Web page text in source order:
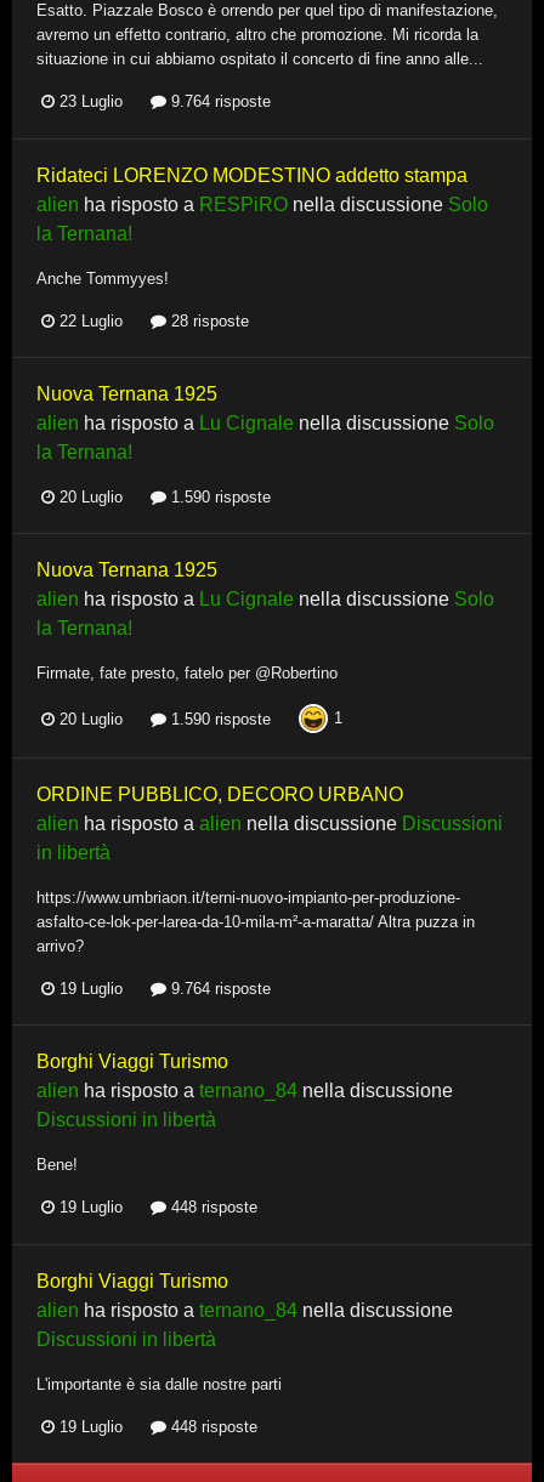
Esatto. Piazzale Bosco è orrendo per quel tipo di manifestazione,
avremo un effetto contrario, altro che promozione. Mi ricorda la
situazione in cui abbiamo ospitato il concerto di fine anno alle...
23 Luglio 9.764 risposte
Ridateci LORENZO MODESTINO addetto stampa
alien ha risposto a RESPiRO nella discussione Solo
la Ternana!
Anche Tommyyes!
22 Luglio 28 risposte
Nuova Ternana 1925
alien ha risposto a Lu Cignale nella discussione Solo
la Ternana!
20 Luglio 1.590 risposte
Nuova Ternana 1925
alien ha risposto a Lu Cignale nella discussione Solo
la Ternana!
Firmate, fate presto, fatelo per @Robertino
20 Luglio 1.590 risposte 1
ORDINE PUBBLICO, DECORO URBANO
alien ha risposto a alien nella discussione Discussioni
in libertà
https://www.umbriaon.it/terni-nuovo-impianto-per-produzione-
asfalto-ce-lok-per-larea-da-10-mila-m²-a-maratta/ Altra puzza in
arrivo?
19 Luglio 9.764 risposte
Borghi Viaggi Turismo
alien ha risposto a ternano_84 nella discussione
Discussioni in libertà
Bene!
19 Luglio 448 risposte
Borghi Viaggi Turismo
alien ha risposto a ternano_84 nella discussione
Discussioni in libertà
L'importante è sia dalle nostre parti
19 Luglio 448 risposte